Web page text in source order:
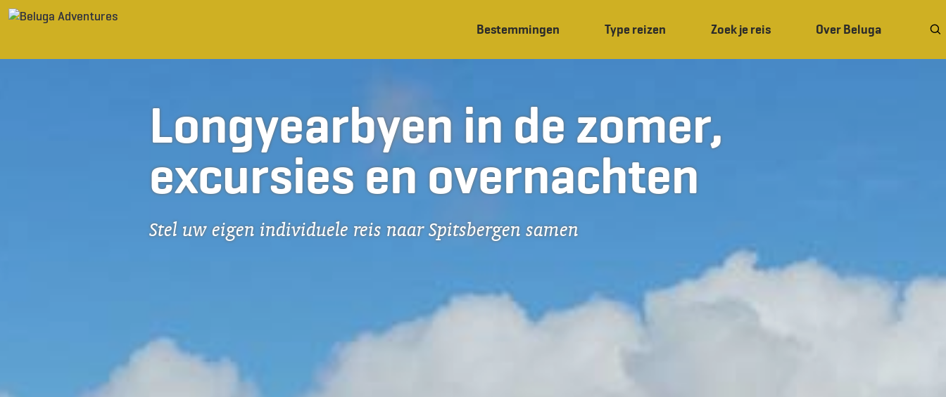
Ga naar inhoud
Bestemmingen Type reizen Zoek je reis Over Beluga
Longyearbyen in de zomer,
excursies en overnachten
Stel uw eigen individuele reis naar Spitsbergen samen